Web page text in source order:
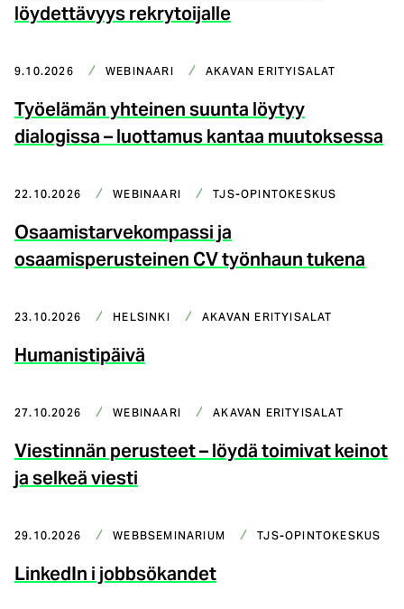
löydettävyys rekrytoijalle
9.10.2026 WEBINAARI
AKAVAN ERITYISALAT
Työelämän yhteinen suunta löytyy
dialogissa – luottamus kantaa muutoksessa
22.10.2026 WEBINAARI
TJS-OPINTOKESKUS
Osaamistarvekompassi ja
osaamisperusteinen CV työnhaun tukena
23.10.2026 HELSINKI
AKAVAN ERITYISALAT
Humanistipäivä
27.10.2026 WEBINAARI
AKAVAN ERITYISALAT
Viestinnän perusteet – löydä toimivat keinot
ja selkeä viesti
29.10.2026 WEBBSEMINARIUM
TJS-OPINTOKESKUS
LinkedIn i jobbsökandet